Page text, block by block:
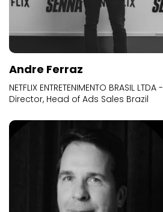
Andre Ferraz
NETFLIX ENTRETENIMENTO BRASIL LTDA -
Director, Head of Ads Sales Brazil